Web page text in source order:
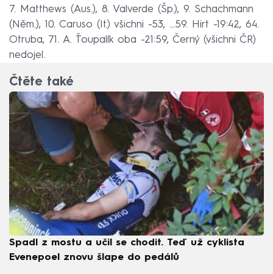
7. Matthews (Aus.), 8. Valverde (Šp.), 9. Schachmann
(Něm.), 10. Caruso (It.) všichni -53, ...59. Hirt -19:42, 64.
Otruba, 71. A. Ťoupalík oba -21:59, Černý (všichni ČR)
nedojel.
Čtěte také
Spadl z mostu a učil se chodit. Teď už cyklista
Evenepoel znovu šlape do pedálů